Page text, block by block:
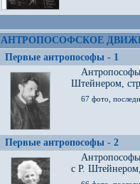
АНТРОПОСОФСКОЕ
Первые антропософы - 1
Штейнером,
67 фото,
Первые антропософы - 2
с Р.